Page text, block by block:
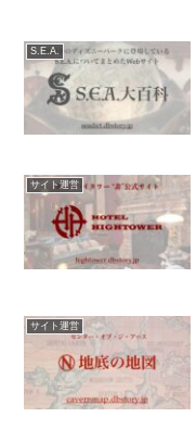
S.E.A.
サイト運営
サイト運営